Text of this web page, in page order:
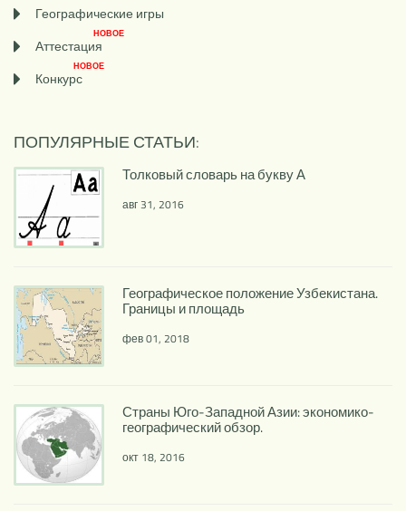
Географические игры
Аттестация
НОВОЕ
Конкурс
НОВОЕ
ПОПУЛЯРНЫЕ СТАТЬИ:
Толковый словарь на букву А
авг 31, 2016
Географическое положение Узбекистана.
Границы и площадь
фев 01, 2018
Страны Юго-Западной Азии: экономико-
географический обзор.
окт 18, 2016